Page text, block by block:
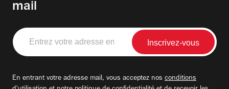
mail
Entrez
votre
adresse
En entrant votre adresse mail, vous acceptez nos conditions